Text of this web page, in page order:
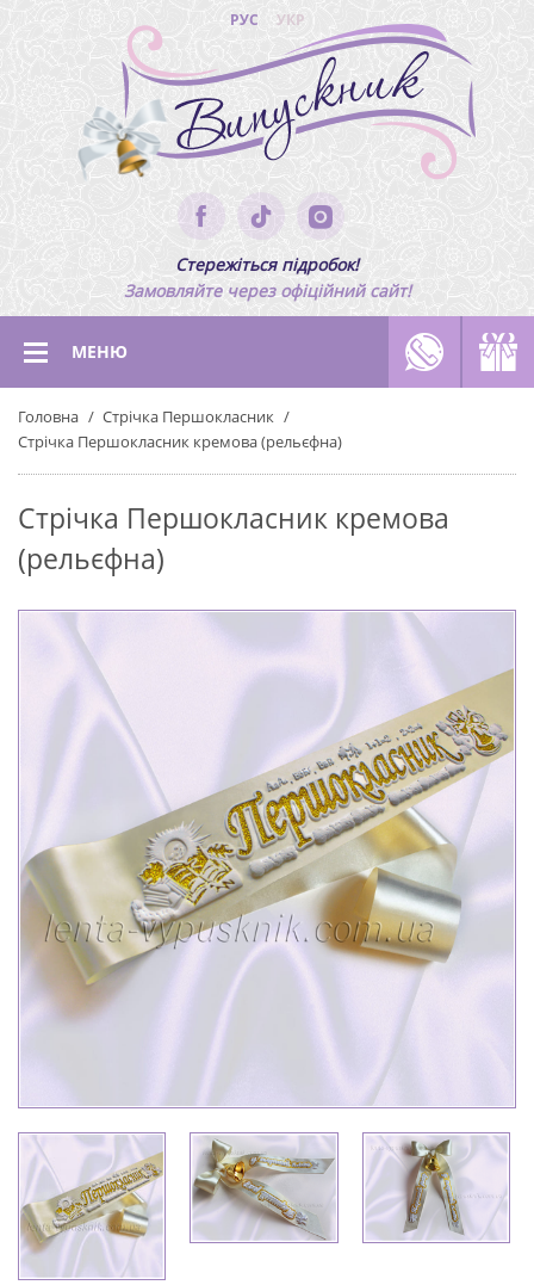
РУС УКР
Стережіться підробок!
Замовляйте через офіційний сайт!
МЕНЮ
Головна
Стрічка Першокласник
Стрічка Першокласник кремова (рельєфна)
Стрічка Першокласник кремова
(рельєфна)